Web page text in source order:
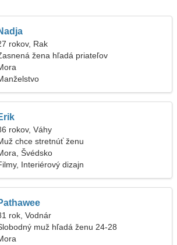
rokov, Rak
žena hľadá priateľov
rokov, Váhy
chce stretnúť ženu
Švédsko
Interiérový dizajn
rok, Vodnár
muž hľadá ženu 24-28